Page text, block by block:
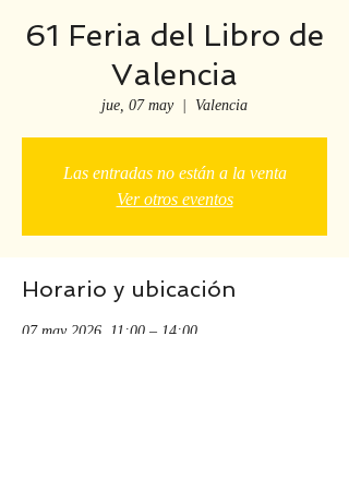
61 Feria del Libro de
Valencia
jue, 07 may
  |
Valencia
Las entradas no están a la venta
Ver otros eventos
Horario y ubicación
07 may 2026, 11:00 – 14:00